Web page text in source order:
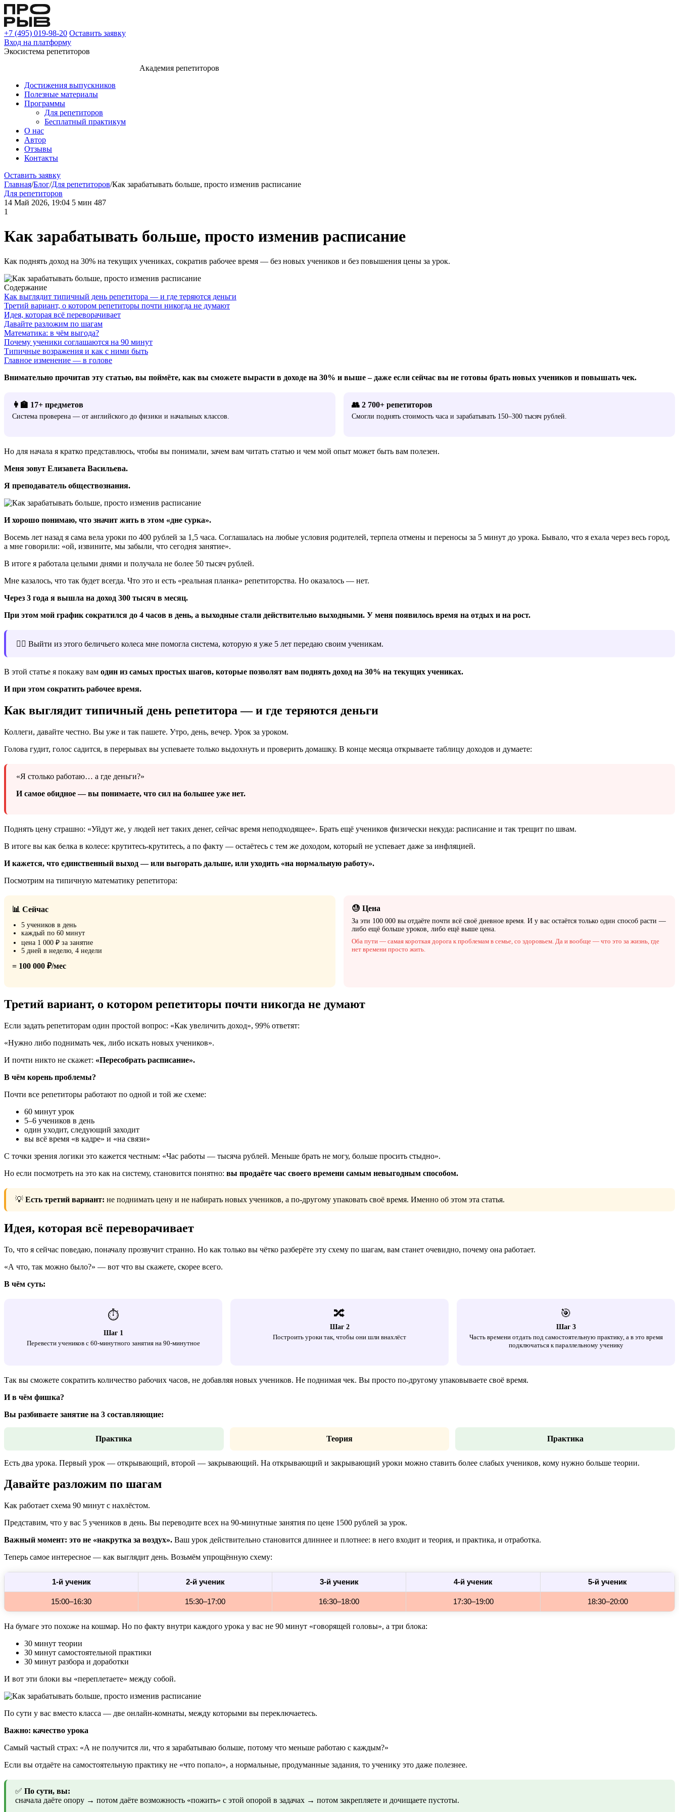
+7 (495) 019-98-20 Оставить заявку
Вход на платформу
Экосистема репетиторов
Академия репетиторов
Достижения выпускников
Полезные материалы
Программы
Для репетиторов
Бесплатный практикум
О нас
Автор
Отзывы
Контакты
Оставить заявку
Главная/Блог/Для репетиторов/Как зарабатывать больше, просто изменив расписание
Для репетиторов
14 Май 2026, 19:04 5 мин 487
1
Как зарабатывать больше, просто изменив расписание
Как поднять доход на 30% на текущих учениках, сократив рабочее время — без новых учеников и без повышения цены за урок.
Содержание
Как выглядит типичный день репетитора — и где теряются деньги
Третий вариант, о котором репетиторы почти никогда не думают
Идея, которая всё переворачивает
Давайте разложим по шагам
Математика: в чём выгода?
Почему ученики соглашаются на 90 минут
Типичные возражения и как с ними быть
Главное изменение — в голове
Внимательно прочитав эту статью, вы поймёте, как вы сможете вырасти в доходе на 30% и выше – даже если сейчас вы не готовы брать новых учеников и повышать чек.
👩‍🏫 17+ предметов
Система проверена — от английского до физики и начальных классов.
👥 2 700+ репетиторов
Смогли поднять стоимость часа и зарабатывать 150–300 тысяч рублей.
Но для начала я кратко представлюсь, чтобы вы понимали, зачем вам читать статью и чем мой опыт может быть вам полезен.
Меня зовут Елизавета Васильева.
Я преподаватель обществознания.
И хорошо понимаю, что значит жить в этом «дне сурка».
Восемь лет назад я сама вела уроки по 400 рублей за 1,5 часа. Соглашалась на любые условия родителей, терпела отмены и переносы за 5 минут до урока. Бывало, что я ехала через весь город,
а мне говорили: «ой, извините, мы забыли, что сегодня занятие».
В итоге я работала целыми днями и получала не более 50 тысяч рублей.
Мне казалось, что так будет всегда. Что это и есть «реальная планка» репетиторства. Но оказалось — нет.
Через 3 года я вышла на доход 300 тысяч в месяц.
При этом мой график сократился до 4 часов в день, а выходные стали действительно выходными. У меня появилось время на отдых и на рост.
☝🏼 Выйти из этого беличьего колеса мне помогла система, которую я уже 5 лет передаю своим ученикам.
В этой статье я покажу вам один из самых простых шагов, которые позволят вам поднять доход на 30% на текущих учениках.
И при этом сократить рабочее время.
Как выглядит типичный день репетитора — и где теряются деньги
Коллеги, давайте честно. Вы уже и так пашете. Утро, день, вечер. Урок за уроком.
Голова гудит, голос садится, в перерывах вы успеваете только выдохнуть и проверить домашку. В конце месяца открываете таблицу доходов и думаете:
«Я столько работаю… а где деньги?»
И самое обидное — вы понимаете, что сил на большее уже нет.
Поднять цену страшно: «Уйдут же, у людей нет таких денег, сейчас время неподходящее». Брать ещё учеников физически некуда: расписание и так трещит по швам.
В итоге вы как белка в колесе: крутитесь-крутитесь, а по факту — остаётесь с тем же доходом, который не успевает даже за инфляцией.
И кажется, что единственный выход — или выгорать дальше, или уходить «на нормальную работу».
Посмотрим на типичную математику репетитора:
📊 Сейчас
5 учеников в день
каждый по 60 минут
цена 1 000 ₽ за занятие
5 дней в неделю, 4 недели
= 100 000 ₽/мес
😓 Цена
За эти 100 000 вы отдаёте почти всё своё дневное время. И у вас остаётся только один способ расти —
либо ещё больше уроков, либо ещё выше цена.
Оба пути — самая короткая дорога к проблемам в семье, со здоровьем. Да и вообще — что это за жизнь, где
нет времени просто жить.
Третий вариант, о котором репетиторы почти никогда не думают
Если задать репетиторам один простой вопрос: «Как увеличить доход», 99% ответят:
«Нужно либо поднимать чек, либо искать новых учеников».
И почти никто не скажет: «Пересобрать расписание».
В чём корень проблемы?
Почти все репетиторы работают по одной и той же схеме:
60 минут урок
5–6 учеников в день
один уходит, следующий заходит
вы всё время «в кадре» и «на связи»
С точки зрения логики это кажется честным: «Час работы — тысяча рублей. Меньше брать не могу, больше просить стыдно».
Но если посмотреть на это как на систему, становится понятно: вы продаёте час своего времени самым невыгодным способом.
💡 Есть третий вариант: не поднимать цену и не набирать новых учеников, а по-другому упаковать своё время. Именно об этом эта статья.
Идея, которая всё переворачивает
То, что я сейчас поведаю, поначалу прозвучит странно. Но как только вы чётко разберёте эту схему по шагам, вам станет очевидно, почему она работает.
«А что, так можно было?» — вот что вы скажете, скорее всего.
В чём суть:
⏱️
Шаг 1
Перевести учеников с 60-минутного занятия на 90-минутное
🔀
Шаг 2
Построить уроки так, чтобы они шли внахлёст
🎯
Шаг 3
Часть времени отдать под самостоятельную практику, а в это время
подключаться к параллельному ученику
Так вы сможете сократить количество рабочих часов, не добавляя новых учеников. Не поднимая чек. Вы просто по-другому упаковываете своё время.
И в чём фишка?
Вы разбиваете занятие на 3 составляющие:
Практика Теория Практика
Есть два урока. Первый урок — открывающий, второй — закрывающий. На открывающий и закрывающий уроки можно ставить более слабых учеников, кому нужно больше теории.
Давайте разложим по шагам
Как работает схема 90 минут с нахлёстом.
Представим, что у вас 5 учеников в день. Вы переводите всех на 90-минутные занятия по цене 1500 рублей за урок.
Важный момент: это не «накрутка за воздух». Ваш урок действительно становится длиннее и плотнее: в него входит и теория, и практика, и отработка.
Теперь самое интересное — как выглядит день. Возьмём упрощённую схему:
1-й ученик 2-й ученик 3-й ученик 4-й ученик 5-й ученик
15:00–16:30 15:30–17:00 16:30–18:00 17:30–19:00 18:30–20:00
На бумаге это похоже на кошмар. Но по факту внутри каждого урока у вас не 90 минут «говорящей головы», а три блока:
30 минут теории
30 минут самостоятельной практики
30 минут разбора и доработки
И вот эти блоки вы «переплетаете» между собой.
По сути у вас вместо класса — две онлайн-комнаты, между которыми вы переключаетесь.
Важно: качество урока
Самый частый страх: «А не получится ли, что я зарабатываю больше, потому что меньше работаю с каждым?»
Если вы отдаёте на самостоятельную практику не «что попало», а нормальные, продуманные задания, то ученику это даже полезнее.
✅ По сути, вы:
сначала даёте опору → потом даёте возможность «пожить» с этой опорой в задачах → потом закрепляете и дочищаете пустоты.